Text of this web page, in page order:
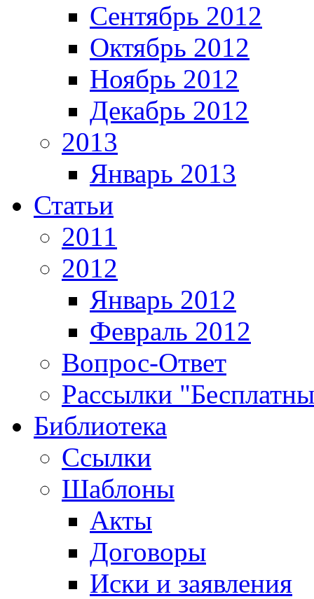
Сентябрь 2012
Октябрь 2012
Ноябрь 2012
Декабрь 2012
2013
Январь 2013
Статьи
2011
2012
Январь 2012
Февраль 2012
Вопрос-Ответ
Рассылки
Библиотека
Ссылки
Шаблоны
Акты
Договоры
Иски и заявления